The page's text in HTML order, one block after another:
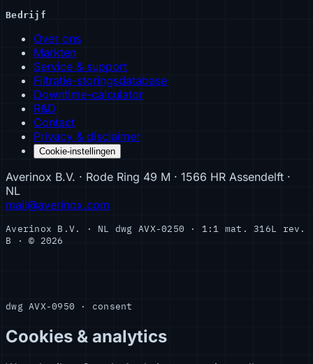
Bedrijf
Over ons
Markten
Service & support
Filtratie-storingsdatabase
Downtime-calculator
R&D
Contact
Privacy & disclaimer
Cookie-instellingen
Averinox B.V. · Rode Ring 49 M · 1566 HR Assendelft ·
NL
mail@averinox.com
Averinox B.V. · NL dwg AVX-0250 · 1:1 mat. 316L
rev.
B · © 2026
dwg AVX-0950 · consent
Cookies & analytics